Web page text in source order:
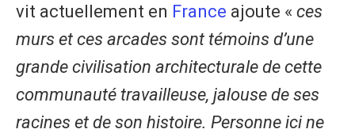
vit actuellement en France ajoute « ces
murs et ces arcades sont témoins d’une
grande civilisation architecturale de cette
communauté travailleuse, jalouse de ses
racines et de son histoire. Personne ici ne